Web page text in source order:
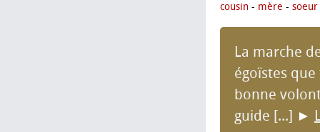
cousin - mère - soeur
La marche
égoïstes
bonne
guide [...] ►